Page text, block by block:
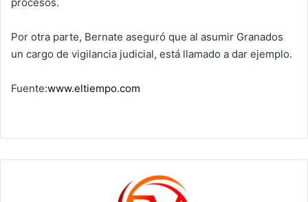
Por otra parte, Bernate aseguró que al asumir Granados
un cargo de vigilancia judicial, está llamado a dar ejemplo.
Fuente:www.eltiempo.com